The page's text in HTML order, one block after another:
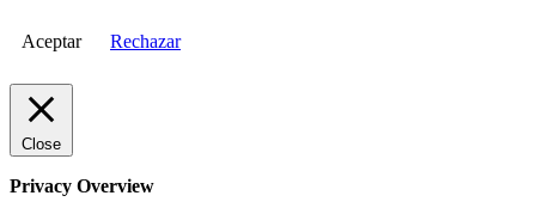
Aceptar Rechazar
Close
Privacy Overview